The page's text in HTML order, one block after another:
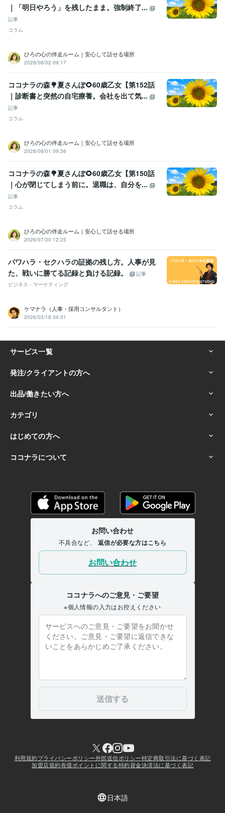
｜「明日やろう」を残したまま。強制終了...
記事
コラム
ひろの心の伴走ルーム｜安心して話せる場所
2026/08/02 09:17
ココナラの森🌳夏さんぽ🌻60歳乙女【第152話
｜診断書と突然の自宅療養。会社を出て気...
記事
コラム
ひろの心の伴走ルーム｜安心して話せる場所
2026/08/01 09:36
ココナラの森🌳夏さんぽ🌻60歳乙女【第150話
｜心が閉じてしまう前に。退職は、自分を...
記事
コラム
ひろの心の伴走ルーム｜安心して話せる場所
2026/07/30 12:25
パワハラ・セクハラの証拠の残し方。人事が見
た、戦いに勝てる記録と負ける記録。
記事
ビジネス・マーケティング
ケマナラ（人事・採用コンサルタント）
2026/03/18 04:31